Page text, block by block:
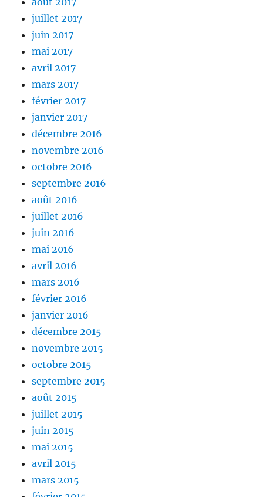
juillet 2017
juin 2017
mai 2017
avril 2017
mars 2017
février 2017
janvier 2017
décembre 2016
novembre 2016
octobre 2016
septembre 2016
août 2016
juillet 2016
juin 2016
mai 2016
avril 2016
mars 2016
février 2016
janvier 2016
décembre 2015
novembre 2015
octobre 2015
septembre 2015
août 2015
juillet 2015
juin 2015
mai 2015
avril 2015
mars 2015